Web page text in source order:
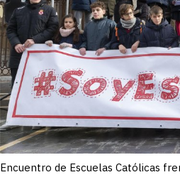
Encuentro de Escuelas Católicas